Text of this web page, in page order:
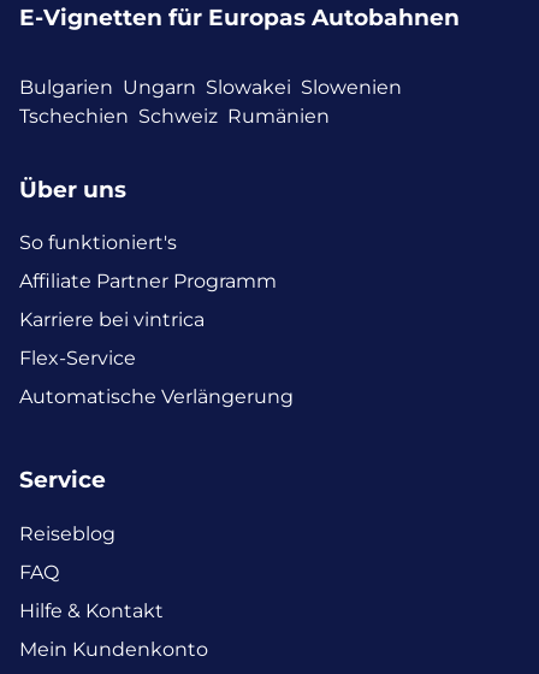
E-Vignetten für Europas Autobahnen
Bulgarien Ungarn Slowakei Slowenien
Tschechien Schweiz Rumänien
Über uns
So funktioniert's
Affiliate Partner Programm
Karriere bei vintrica
Flex-Service
Automatische Verlängerung
Service
Reiseblog
FAQ
Hilfe & Kontakt
Mein Kundenkonto